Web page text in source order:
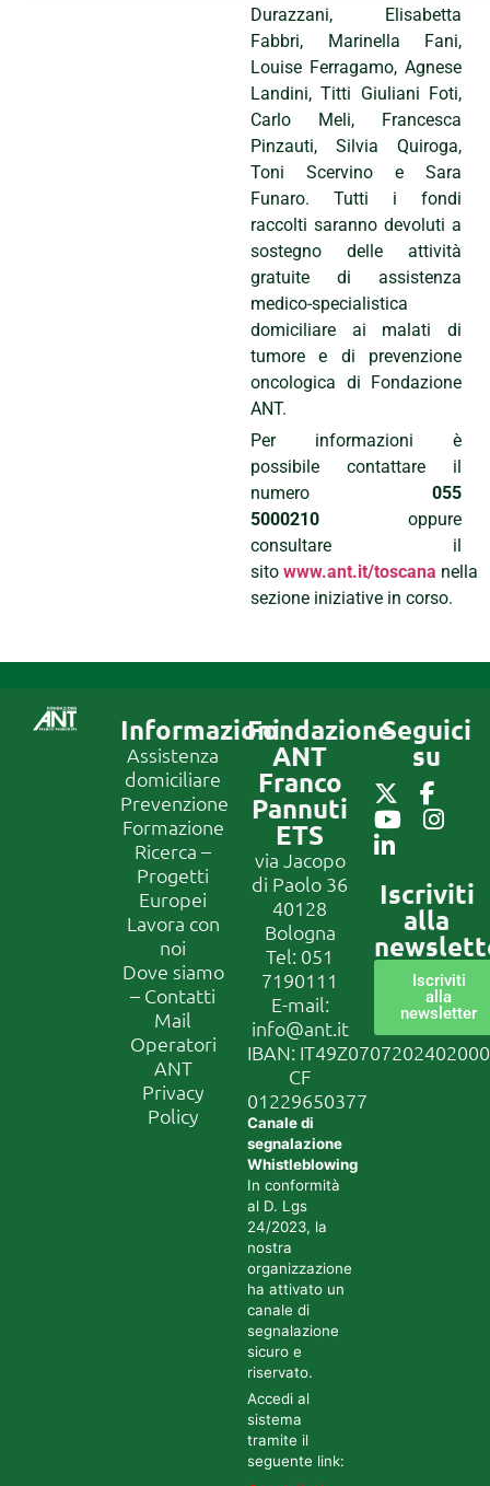
Durazzani, Elisabetta
Fabbri, Marinella Fani,
Louise Ferragamo, Agnese
Landini, Titti Giuliani Foti,
Carlo Meli, Francesca
Pinzauti, Silvia Quiroga,
Toni Scervino e Sara
Funaro. Tutti i fondi
raccolti saranno devoluti a
sostegno delle attività
gratuite di assistenza
medico-specialistica
domiciliare ai malati di
tumore e di prevenzione
oncologica di Fondazione
ANT.
Per informazioni è
possibile contattare il
numero 055
5000210 oppure
consultare il
sitowww.ant.it/toscana nella
sezione iniziative in corso.
Informazioni
Assistenza
domiciliare
Prevenzione
Formazione
Ricerca –
Progetti
Europei
Lavora con
noi
Dove siamo
– Contatti
Mail
Operatori
ANT
Privacy
Policy
Fondazione
ANT
Franco
Pannuti
ETS
via Jacopo
di Paolo 36
40128
Bologna
Tel: 051
7190111
E-mail:
info@ant.it
IBAN:
CF
01229650377
Canale di
segnalazione
Whistleblowing
In conformità
al D. Lgs
24/2023, la
nostra
organizzazione
ha attivato un
canale di
segnalazione
sicuro e
riservato.
Accedi al
sistema
tramite il
seguente link:
Seguici
su
Iscriviti
alla
Iscriviti
alla
newsletter